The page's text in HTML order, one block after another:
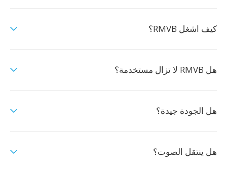
كيف اشغل RMVB؟
هل RMVB لا تزال مستخدمة؟
هل الجودة جيدة؟
هل ينتقل الصوت؟